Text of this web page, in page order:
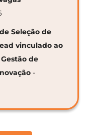
Seleção de
vinculado ao
de
-